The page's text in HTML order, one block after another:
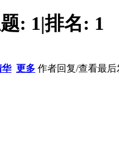
: 1|排名: 1
华 更多 作者回复/查看最后